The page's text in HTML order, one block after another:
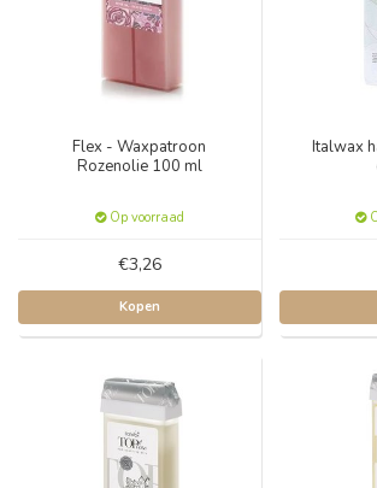
Flex - Waxpatroon
Rozenolie 100 ml
Op voorraad
€3,26
Kopen
Italwax